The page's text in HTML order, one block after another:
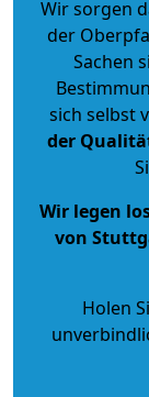
Wir sorgen
der
Sachen
sich selbst
der
Wir legen
von
Holen